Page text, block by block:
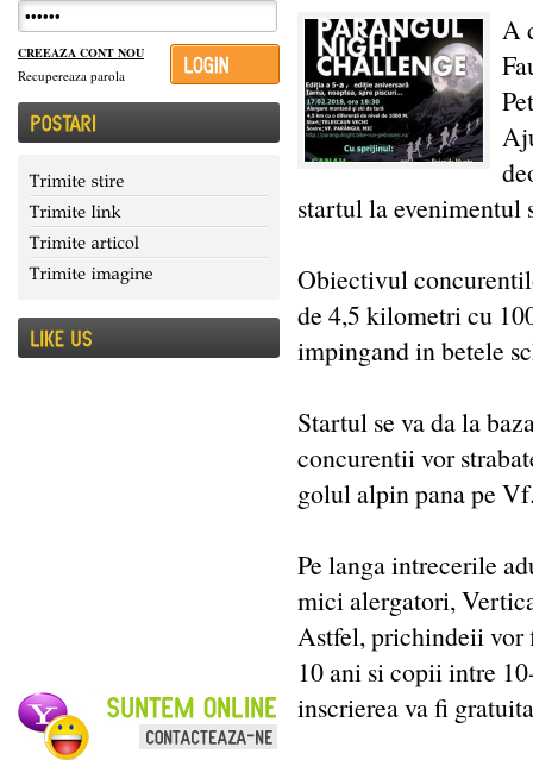
CREEAZA CONT NOU
Recupereaza parola
A
startul la
Obiectivul
de 4,5 kilometri cu
impingand in betele
Startul se va da la
concurentii vor
golul alpin pana pe
Pe langa intrecerile
mici alergatori,
Astfel, prichindeii vor
10 ani si copii intre
inscrierea va fi